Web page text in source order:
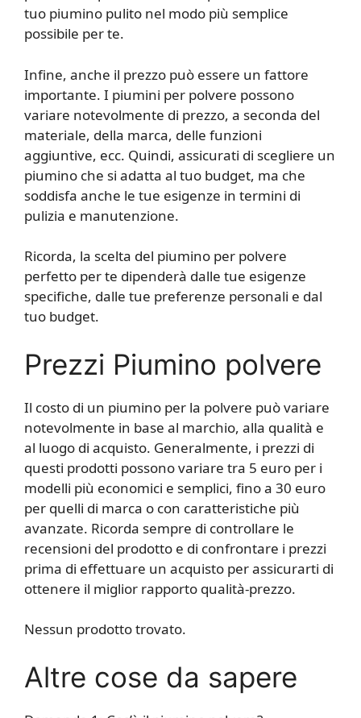
tuo piumino pulito nel modo più semplice
possibile per te.
Infine, anche il prezzo può essere un fattore
importante. I piumini per polvere possono
variare notevolmente di prezzo, a seconda del
materiale, della marca, delle funzioni
aggiuntive, ecc. Quindi, assicurati di scegliere un
piumino che si adatta al tuo budget, ma che
soddisfa anche le tue esigenze in termini di
pulizia e manutenzione.
Ricorda, la scelta del piumino per polvere
perfetto per te dipenderà dalle tue esigenze
specifiche, dalle tue preferenze personali e dal
tuo budget.
Prezzi Piumino polvere
Il costo di un piumino per la polvere può variare
notevolmente in base al marchio, alla qualità e
al luogo di acquisto. Generalmente, i prezzi di
questi prodotti possono variare tra 5 euro per i
modelli più economici e semplici, fino a 30 euro
per quelli di marca o con caratteristiche più
avanzate. Ricorda sempre di controllare le
recensioni del prodotto e di confrontare i prezzi
prima di effettuare un acquisto per assicurarti di
ottenere il miglior rapporto qualità-prezzo.
Nessun prodotto trovato.
Altre cose da sapere